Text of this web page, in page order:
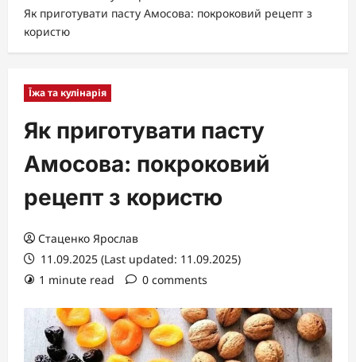
Як приготувати пасту Амосова: покроковий рецепт з
користю
Їжа та кулінарія
Як приготувати пасту
Амосова: покроковий
рецепт з користю
Стаценко Ярослав
11.09.2025 (Last updated: 11.09.2025)
1 minute read
0 comments